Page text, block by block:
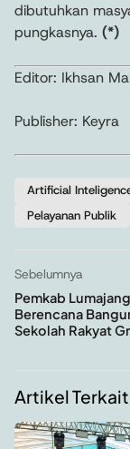
dibutuhkan
pungkasnya. (*)
Editor: Ikhsan
Publisher: Keyra
Artificial
Pelayanan Publik
Sebelumnya
Pemkab Lumajang
Berencana
Sekolah Rakyat
Artikel Terkait